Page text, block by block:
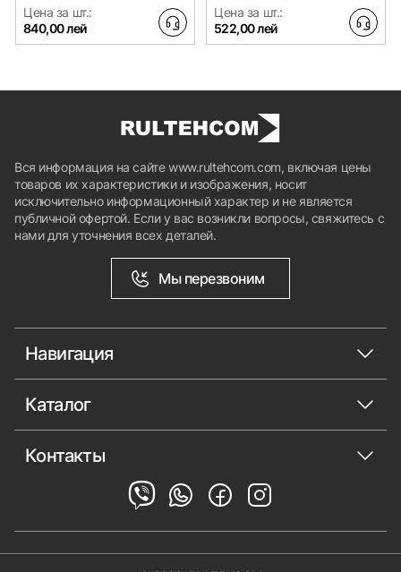
Цена за шт.:
840,00 лей
Цена за шт.:
522,00 лей
Вся информация на сайте www.rultehcom.com, включая цены
товаров их характеристики и изображения, носит
исключительно информационный характер и не является
публичной офертой. Если у вас возникли вопросы, свяжитесь с
нами для уточнения всех деталей.
Мы перезвоним
Навигация
Каталог
Контакты